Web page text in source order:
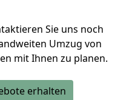
Sie uns noch
Umzug von
mit Ihnen zu planen.
erhalten